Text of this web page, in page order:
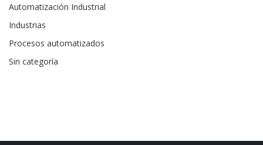
Automatización Industrial
Industrias
Procesos automatizados
Sin categoría